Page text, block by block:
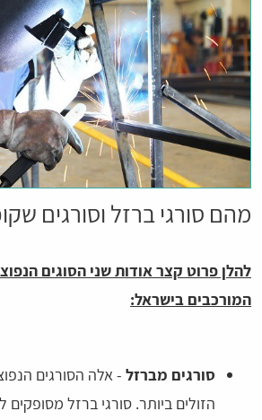
מהם סורגי ברזל וסורגים
להלן פרוט קצר אודות שני הסוגים
המורכבים בישראל:
סורגים מברזל - אלה הסורגים
הזולים ביותר. סורגי ברזל מסופקים